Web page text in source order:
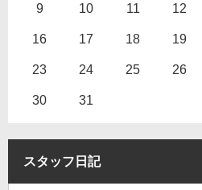
9 10 11 12
16 17 18 19
23 24 25 26
30 31
スタッフ日記